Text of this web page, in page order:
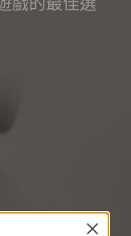
Close